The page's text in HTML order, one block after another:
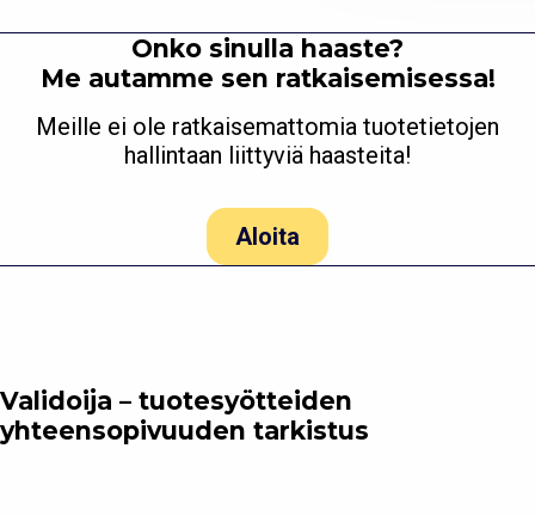
Onko sinulla haaste?
Me autamme sen ratkaisemisessa!
Meille ei ole ratkaisemattomia tuotetietojen
hallintaan liittyviä haasteita!
Aloita
Validoija – tuotesyötteiden
yhteensopivuuden tarkistus